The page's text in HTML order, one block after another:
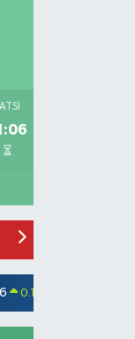
alevler
yılanlar
aldırış
0.18